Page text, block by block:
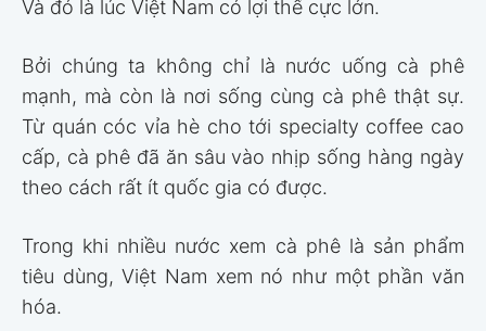
Và đó là lúc Việt Nam có lợi thế cực lớn.
Bởi chúng ta không chỉ là nước uống cà phê
mạnh, mà còn là nơi sống cùng cà phê thật sự.
Từ quán cóc vỉa hè cho tới specialty coffee cao
cấp, cà phê đã ăn sâu vào nhịp sống hàng ngày
theo cách rất ít quốc gia có được.
Trong khi nhiều nước xem cà phê là sản phẩm
tiêu dùng, Việt Nam xem nó như một phần văn
hóa.